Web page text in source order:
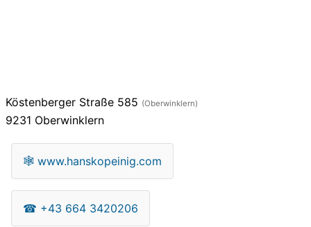
Köstenberger Straße 585 (Oberwinklern)
9231 Oberwinklern
🕸 www.hanskopeinig.com
☎ +43 664 3420206